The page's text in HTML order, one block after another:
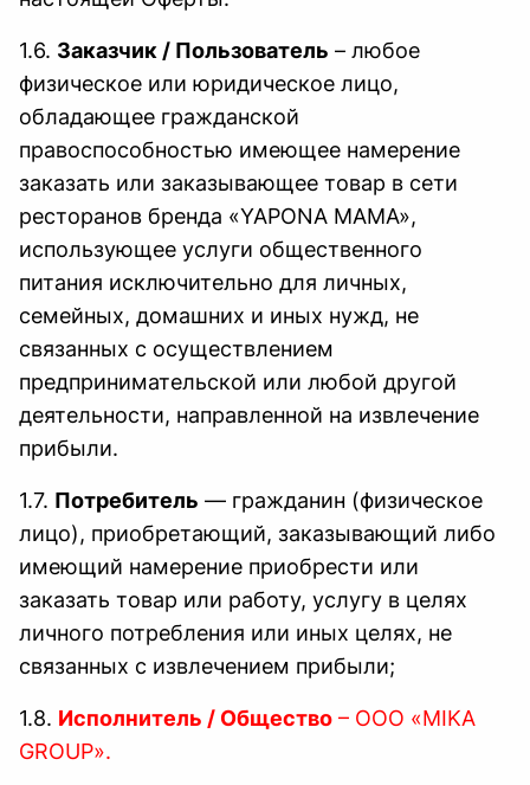
1.6. Заказчик / Пользователь – любое
физическое или юридическое лицо,
обладающее гражданской
правоспособностью имеющее намерение
заказать или заказывающее товар в сети
ресторанов бренда «YAPONA MAMA»,
использующее услуги общественного
питания исключительно для личных,
семейных, домашних и иных нужд, не
связанных с осуществлением
предпринимательской или любой другой
деятельности, направленной на извлечение
прибыли.
1.7. Потребитель — гражданин (физическое
лицо), приобретающий, заказывающий либо
имеющий намерение приобрести или
заказать товар или работу, услугу в целях
личного потребления или иных целях, не
связанных с извлечением прибыли;
1.8. Исполнитель / Общество – ООО «MIKA
GROUP».